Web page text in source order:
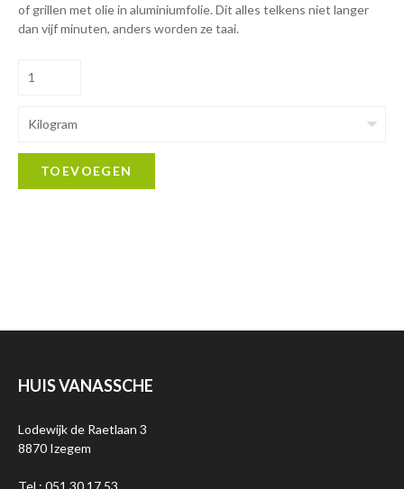
of grillen met olie in aluminiumfolie. Dit alles telkens niet langer
dan vijf minuten, anders worden ze taai.
Kilogram
TOEVOEGEN
HUIS VANASSCHE
Lodewijk de Raetlaan 3
8870 Izegem
Tel.: 051 30 17 53